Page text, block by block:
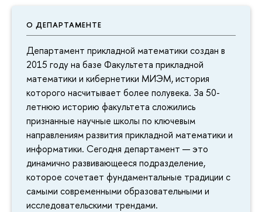
О ДЕПАРТАМЕНТЕ
Департамент прикладной математики создан в
2015 году на базе Факультета прикладной
математики и кибернетики МИЭМ, история
которого насчитывает более полувека. За 50-
летнюю историю факультета сложились
признанные научные школы по ключевым
направлениям развития прикладной математики и
информатики. Сегодня департамент — это
динамично развивающееся подразделение,
которое сочетает фундаментальные традиции с
самыми современными образовательными и
исследовательскими трендами.